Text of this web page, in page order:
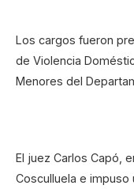
Los cargos fueron
de Violencia
Menores del
El juez Carlos Capó,
Cosculluela e impuso